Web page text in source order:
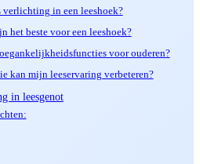
in een leeshoek?
het beste voor een leeshoek?
voor ouderen?
kan mijn leeservaring verbeteren?
in leesgenot